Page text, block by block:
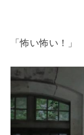
「怖い怖い！」